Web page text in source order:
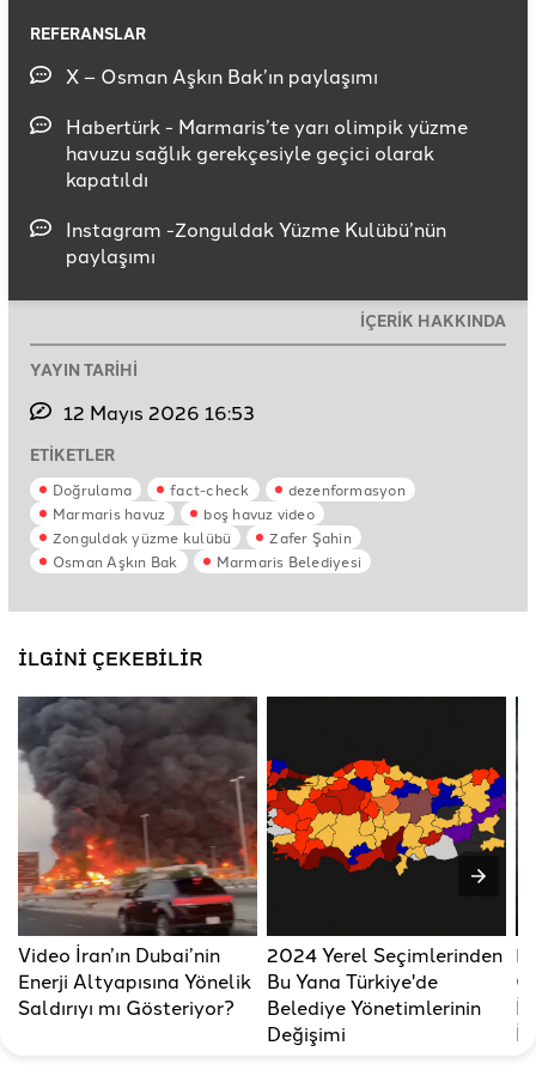
REFERANSLAR
X – Osman Aşkın Bak’ın paylaşımı
Habertürk - Marmaris’te yarı olimpik yüzme
havuzu sağlık gerekçesiyle geçici olarak
kapatıldı
Instagram -Zonguldak Yüzme Kulübü’nün
paylaşımı
İÇERİK HAKKINDA
YAYIN TARİHİ
12 Mayıs 2026 16:53
ETİKETLER
Doğrulama fact-check
dezenformasyon
Marmaris havuz
boş havuz video
Zonguldak yüzme kulübü
Zafer Şahin
Osman Aşkın Bak
Marmaris Belediyesi
İLGİNİ ÇEKEBİLİR
Video İran’ın Dubai’nin
Enerji Altyapısına Yönelik
Saldırıyı mı Gösteriyor?
2024 Yerel Seçimlerinden
Bu Yana Türkiye'de
Belediye Yönetimlerinin
Değişimi